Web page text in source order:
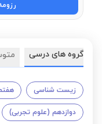
گروه های درسی
زیست شناسی
دوازدهم (علوم تجربی)